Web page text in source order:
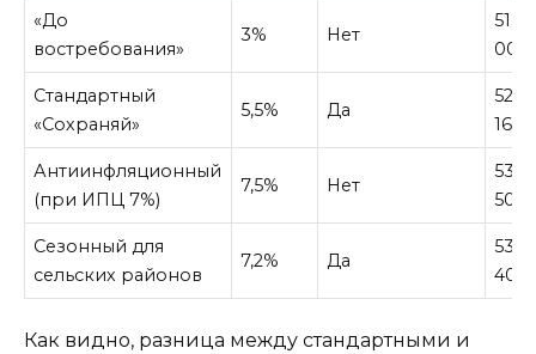
«До
востребования»
3% Нет
515
000
Стандартный
«Сохраняй»
5,5% Да
528
165
Антиинфляционный
(при ИПЦ 7%)
7,5% Нет
537
500
Сезонный для
сельских районов
7,2% Да
537
400
Как видно, разница между стандартными и